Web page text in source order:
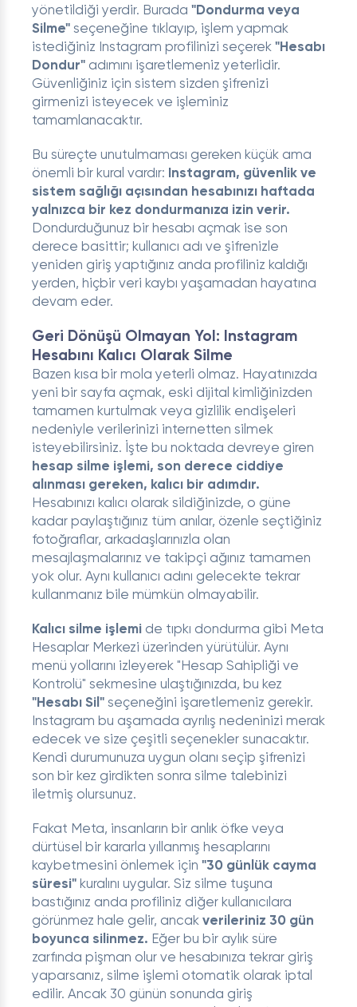
yönetildiği yerdir. Burada "Dondurma veya
Silme" seçeneğine tıklayıp, işlem yapmak
istediğiniz Instagram profilinizi seçerek "Hesabı
Dondur" adımını işaretlemeniz yeterlidir.
Güvenliğiniz için sistem sizden şifrenizi
girmenizi isteyecek ve işleminiz
tamamlanacaktır.
Bu süreçte unutulmaması gereken küçük ama
önemli bir kural vardır: Instagram, güvenlik ve
sistem sağlığı açısından hesabınızı haftada
yalnızca bir kez dondurmanıza izin verir.
Dondurduğunuz bir hesabı açmak ise son
derece basittir; kullanıcı adı ve şifrenizle
yeniden giriş yaptığınız anda profiliniz kaldığı
yerden, hiçbir veri kaybı yaşamadan hayatına
devam eder.
Geri Dönüşü Olmayan Yol: Instagram
Hesabını Kalıcı Olarak Silme
Bazen kısa bir mola yeterli olmaz. Hayatınızda
yeni bir sayfa açmak, eski dijital kimliğinizden
tamamen kurtulmak veya gizlilik endişeleri
nedeniyle verilerinizi internetten silmek
isteyebilirsiniz. İşte bu noktada devreye giren
hesap silme işlemi, son derece ciddiye
alınması gereken, kalıcı bir adımdır.
Hesabınızı kalıcı olarak sildiğinizde, o güne
kadar paylaştığınız tüm anılar, özenle seçtiğiniz
fotoğraflar, arkadaşlarınızla olan
mesajlaşmalarınız ve takipçi ağınız tamamen
yok olur. Aynı kullanıcı adını gelecekte tekrar
kullanmanız bile mümkün olmayabilir.
Kalıcı silme işlemi de tıpkı dondurma gibi Meta
Hesaplar Merkezi üzerinden yürütülür. Aynı
menü yollarını izleyerek "Hesap Sahipliği ve
Kontrolü" sekmesine ulaştığınızda, bu kez
"Hesabı Sil" seçeneğini işaretlemeniz gerekir.
Instagram bu aşamada ayrılış nedeninizi merak
edecek ve size çeşitli seçenekler sunacaktır.
Kendi durumunuza uygun olanı seçip şifrenizi
son bir kez girdikten sonra silme talebinizi
iletmiş olursunuz.
Fakat Meta, insanların bir anlık öfke veya
dürtüsel bir kararla yıllanmış hesaplarını
kaybetmesini önlemek için "30 günlük cayma
süresi" kuralını uygular. Siz silme tuşuna
bastığınız anda profiliniz diğer kullanıcılara
görünmez hale gelir, ancak verileriniz 30 gün
boyunca silinmez. Eğer bu bir aylık süre
zarfında pişman olur ve hesabınıza tekrar giriş
yaparsanız, silme işlemi otomatik olarak iptal
edilir. Ancak 30 günün sonunda giriş